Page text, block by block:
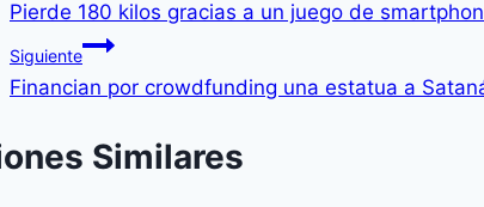
Pierde 180 kilos gracias a un juego de
Siguiente
Financian por crowdfunding una estatua a
Similares